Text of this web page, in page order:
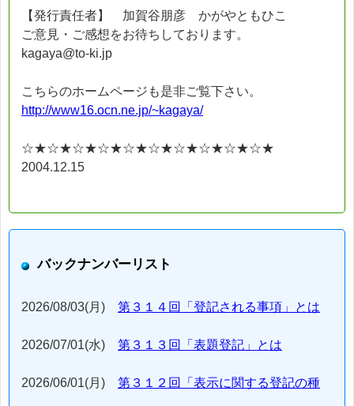
【発行責任者】 加賀谷朋彦 かがやともひこ
ご意見・ご感想をお待ちしております。
kagaya@to-ki.jp
こちらのホームページも是非ご覧下さい。
http://www16.ocn.ne.jp/~kagaya/
☆★☆★☆★☆★☆★☆★☆★☆★☆★☆★
2004.12.15
バックナンバーリスト
2026/08/03(月) 第３１４回「登記される事項」とは
2026/07/01(水) 第３１３回「表題登記」とは
2026/06/01(月) 第３１２回「表示に関する登記の種